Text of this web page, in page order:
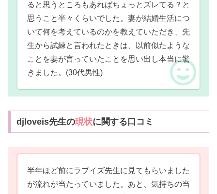
ると思うところもあればちょっとズレてる？と
思うこと半々くらいでした。妻が結婚生活につ
いて何を考えているのかを教えていただき、先
生から試練と言われたときは、以前似たような
ことを妻が言っていたことを思い出し本当に驚
きました。 (30代男性)
djloveis先生の現状に関する口コミ
半年ほど前にラブイズ先生に見てもらいました
が流れが当たっていました。あと、気持ちの当